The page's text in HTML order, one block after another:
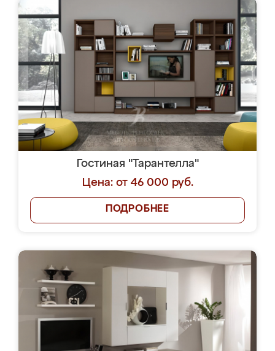
Гостиная "Тарантелла"
Цена: от 46 000 руб.
ПОДРОБНЕЕ